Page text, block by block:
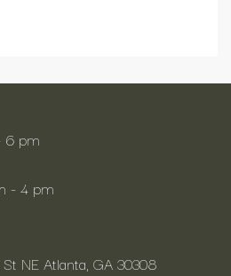
6 pm
- 4 pm
NE Atlanta, GA 30308